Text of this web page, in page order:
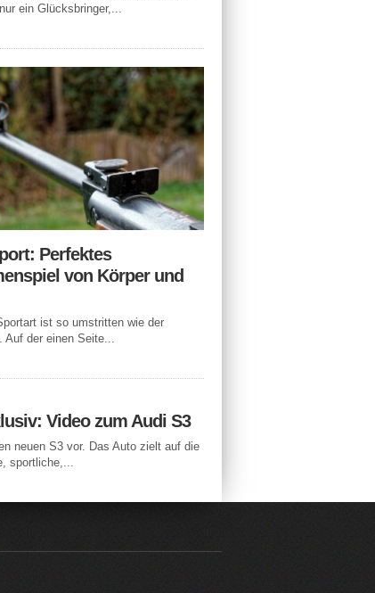
ein Glücksbringer,...
Perfektes
von Körper und
ist so umstritten wie der
Auf der einen Seite...
Video zum Audi S3
neuen S3 vor. Das Auto zielt auf die
sportliche,...